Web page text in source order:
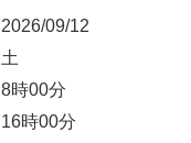
2026/09/12
土
8時00分
16時00分